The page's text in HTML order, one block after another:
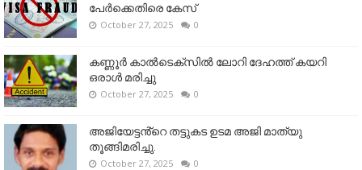
പേർക്കെതിരെ കേസ്
October 27, 2025 0
കണ്ണൂര്‍ കാല്‍ടെക്‌സില്‍ ലോറി ദേഹത്ത് കയറി
ഒരാള്‍ മരിച്ചു
October 27, 2025 0
അജിയേട്ടൻ്റെ തട്ടുകട ഉടമ അജി മാത്യു
തൂങ്ങിമരിച്ചു.
October 27, 2025 0